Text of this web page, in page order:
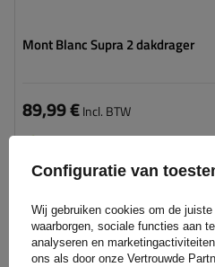
Mont Blanc Supra 2 dakdrager
89,99 €Incl. BTW
Product beschikbaar in grote
We verzenden al
winkelwagen
toevoegen
Configuratie van
Wij gebruiken cookies om de
waarborgen, sociale functies aan
analyseren en
ons als door onze Vertrouwde